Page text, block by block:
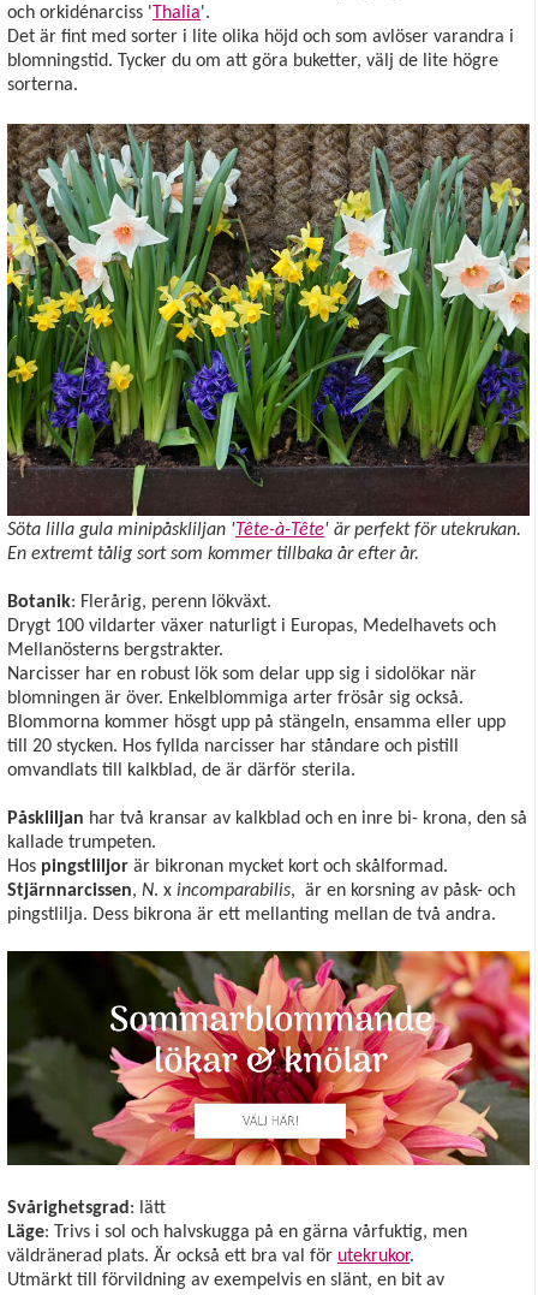
och orkidénarciss 'Thalia'.
Det är fint med sorter i lite olika höjd och som avlöser varandra i
blomningstid. Tycker du om att göra buketter, välj de lite högre
sorterna.
Söta lilla gula minipåskliljan 'Tête-à-Tête' är perfekt för utekrukan.
En extremt tålig sort som kommer tillbaka år efter år.
Botanik: Flerårig, perenn lökväxt.
Drygt 100 vildarter växer naturligt i Europas, Medelhavets och
Mellanösterns bergstrakter.
Narcisser har en robust lök som delar upp sig i sidolökar när
blomningen är över. Enkelblommiga arter frösår sig också.
Blommorna kommer hösgt upp på stängeln, ensamma eller upp
till 20 stycken. Hos fyllda narcisser har ståndare och pistill
omvandlats till kalkblad, de är därför sterila.
Påskliljan har två kransar av kalkblad och en inre bi- krona, den så
kallade trumpeten.
Hos pingstliljor är bikronan mycket kort och skålformad.
Stjärnnarcissen, N. x incomparabilis, är en korsning av påsk- och
pingstlilja. Dess bikrona är ett mellanting mellan de två andra.
Svårighetsgrad : lätt
Läge: Trivs i sol och halvskugga på en gärna vårfuktig, men
väldränerad plats. Är också ett bra val för utekrukor.
Utmärkt till förvildning av exempelvis en slänt, en bit av